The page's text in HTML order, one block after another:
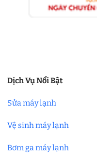
Dịch Vụ Nổi Bật
Sửa máy lạnh
Vệ sinh máy lạnh
Bơm ga máy lạnh